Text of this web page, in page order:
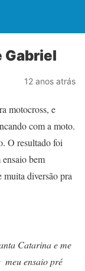
Gabriel
12 anos atrás
motocross, e
com a moto.
O resultado foi
bem
muita diversão pra
Catarina e me
meu ensaio pré